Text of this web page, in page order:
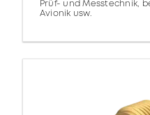
Prüf- und Messtechnik,
Avionik usw.